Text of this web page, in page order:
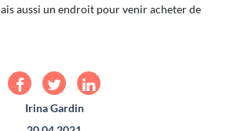
aussi un endroit pour venir acheter de
Irina Gardin